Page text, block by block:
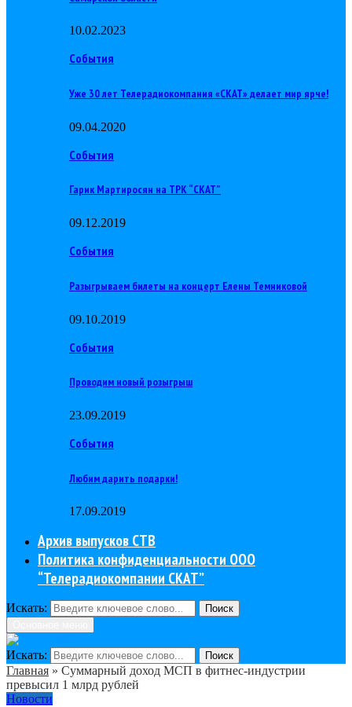
10.02.2023
События
Уже 30 лет Телерадиокомпания «СКАТ» делает мир ярче!
09.04.2020
События
Гарик Мартиросян на ТРК “СКАТ”
09.12.2019
События
Разыгрываем билеты на концерт Елены Темниковой
09.10.2019
События
Проводим новый розыгрыш
23.09.2019
События
Любим дарить подарки!
17.09.2019
Архив выпусков СТВ
Политика конфиденциальности ООО
“Телерадиокомпании СКАТ”
Искать:
Поиск
Искать: Поиск
Главная » Суммарный доход МСП в фитнес-индустрии
превысил 1 млрд рублей
Новости